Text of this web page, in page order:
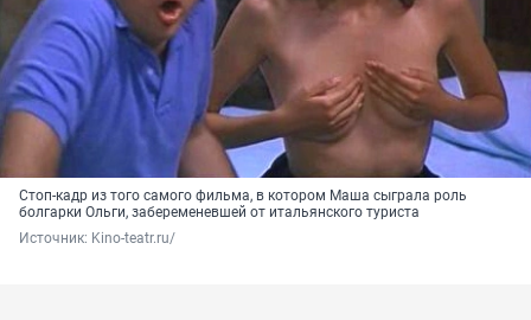
Стоп-кадр из того самого фильма, в котором Маша сыграла роль
болгарки Ольги, забеременевшей от итальянского туриста
Источник: Kino-teatr.ru/